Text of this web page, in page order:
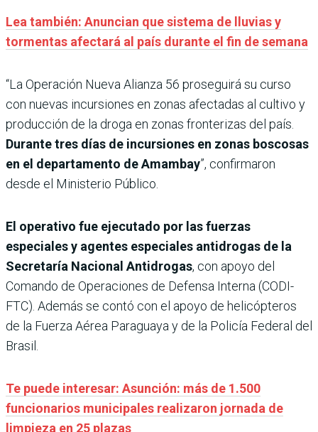
Lea también: Anuncian que sistema de lluvias y
tormentas afectará al país durante el fin de semana
“La Operación Nueva Alianza 56 proseguirá su curso
con nuevas incursiones en zonas afectadas al cultivo y
producción de la droga en zonas fronterizas del país.
Durante tres días de incursiones en zonas boscosas
en el departamento de Amambay”, confirmaron
desde el Ministerio Público.
El operativo fue ejecutado por las fuerzas
especiales y agentes especiales antidrogas de la
Secretaría Nacional Antidrogas, con apoyo del
Comando de Operaciones de Defensa Interna (CODI-
FTC). Además se contó con el apoyo de helicópteros
de la Fuerza Aérea Paraguaya y de la Policía Federal del
Brasil.
Te puede interesar: Asunción: más de 1.500
funcionarios municipales realizaron jornada de
limpieza en 25 plazas